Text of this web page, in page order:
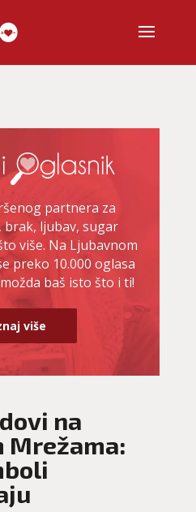
partnera za
brak, ljubav, sugar
više. Na Ljubavnom
preko 10.000 oglasa
baš isto što i ti!
više
na
Mrežama: